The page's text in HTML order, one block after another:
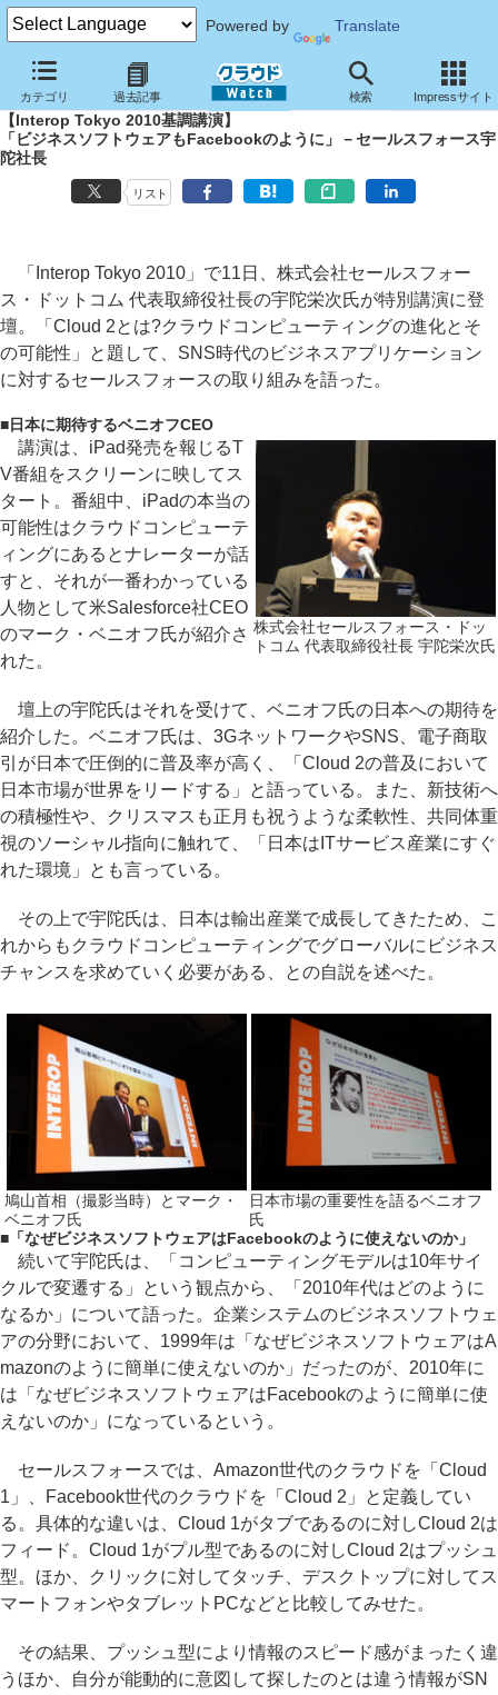
Powered by Translate
カテゴリ 過去記事 検索 Impressサイト
クラウド Watch イベント Interop
Tokyo 2010
【Interop Tokyo 2010基調講演】
「ビジネスソフトウェアもFacebookのように」－セールスフォース宇
陀社長
リスト
「Interop Tokyo 2010」で11日、株式会社セールスフォー
ス・ドットコム 代表取締役社長の宇陀栄次氏が特別講演に登
壇。「Cloud 2とは?クラウドコンピューティングの進化とそ
の可能性」と題して、SNS時代のビジネスアプリケーション
に対するセールスフォースの取り組みを語った。
■日本に期待するベニオフCEO
株式会社セールスフォース・ドッ
トコム 代表取締役社長 宇陀栄次氏
講演は、iPad発売を報じるT
V番組をスクリーンに映してス
タート。番組中、iPadの本当の
可能性はクラウドコンピューテ
ィングにあるとナレーターが話
すと、それが一番わかっている
人物として米Salesforce社CEO
のマーク・ベニオフ氏が紹介さ
れた。
壇上の宇陀氏はそれを受けて、ベニオフ氏の日本への期待を
紹介した。ベニオフ氏は、3GネットワークやSNS、電子商取
引が日本で圧倒的に普及率が高く、「Cloud 2の普及において
日本市場が世界をリードする」と語っている。また、新技術へ
の積極性や、クリスマスも正月も祝うような柔軟性、共同体重
視のソーシャル指向に触れて、「日本はITサービス産業にすぐ
れた環境」とも言っている。
その上で宇陀氏は、日本は輸出産業で成長してきたため、こ
れからもクラウドコンピューティングでグローバルにビジネス
チャンスを求めていく必要がある、との自説を述べた。
鳩山首相（撮影当時）とマーク・
ベニオフ氏
日本市場の重要性を語るベニオフ
氏
■ 「なぜビジネスソフトウェアはFacebookのように使えないのか」
続いて宇陀氏は、「コンピューティングモデルは10年サイ
クルで変遷する」という観点から、「2010年代はどのように
なるか」について語った。企業システムのビジネスソフトウェ
アの分野において、1999年は「なぜビジネスソフトウェアはA
mazonのように簡単に使えないのか」だったのが、2010年に
は「なぜビジネスソフトウェアはFacebookのように簡単に使
えないのか」になっているという。
セールスフォースでは、Amazon世代のクラウドを「Cloud
1」、Facebook世代のクラウドを「Cloud 2」と定義してい
る。具体的な違いは、Cloud 1がタブであるのに対しCloud 2は
フィード。Cloud 1がプル型であるのに対しCloud 2はプッシュ
型。ほか、クリックに対してタッチ、デスクトップに対してス
マートフォンやタブレットPCなどと比較してみせた。
その結果、プッシュ型により情報のスピード感がまったく違
うほか、自分が能動的に意図して探したのとは違う情報がSN